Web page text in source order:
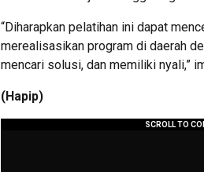
“Diharapkan pelatihan ini dapat
merealisasikan program di daerah
mencari solusi, dan memiliki nyali,”
(Hapip)